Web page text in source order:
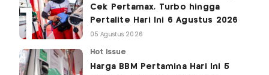
Cek Pertamax, Turbo hingga
Pertalite Hari Ini 6 Agustus 2026
05 Agustus 2026
Hot Issue
Harga BBM Pertamina Hari Ini 5